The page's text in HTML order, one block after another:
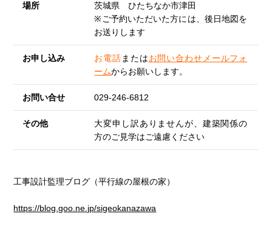
場所
茨城県 ひたちなか市津田
※ご予約いただいた方には、後日地図を
お送りします
お申し込み お電話 またはお問い合わせメールフォ
ームからお願いします。
お問い合せ 029-246-6812
その他
大変申し訳ありませんが、建築関係の
方のご見学はご遠慮ください
工事設計監理ブログ（平行線の屋根の家）
https://blog.goo.ne.jp/sigeokanazawa